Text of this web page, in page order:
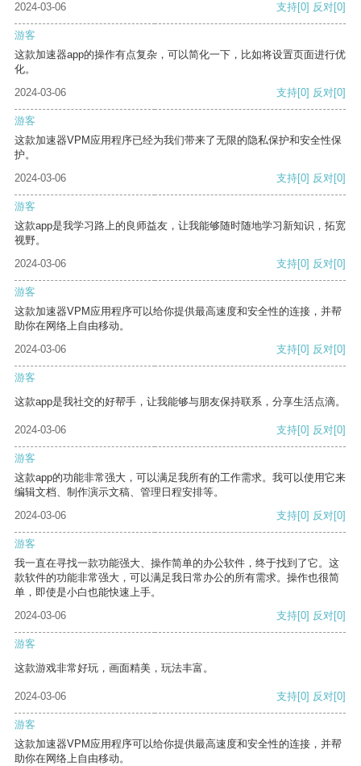
2024-03-06 支持[0] 反对[0]
游客
这款加速器app的操作有点复杂，可以简化一下，比如将设置页面进行优
化。
2024-03-06
支持[0] 反对[0]
游客
这款加速器VPM应用程序已经为我们带来了无限的隐私保护和安全性保
护。
2024-03-06
支持[0] 反对[0]
游客
这款app是我学习路上的良师益友，让我能够随时随地学习新知识，拓宽
视野。
2024-03-06
支持[0] 反对[0]
游客
这款加速器VPM应用程序可以给你提供最高速度和安全性的连接，并帮
助你在网络上自由移动。
2024-03-06
支持[0] 反对[0]
游客
这款app是我社交的好帮手，让我能够与朋友保持联系，分享生活点滴。
2024-03-06 支持[0] 反对[0]
游客
这款app的功能非常强大，可以满足我所有的工作需求。我可以使用它来
编辑文档、制作演示文稿、管理日程安排等。
2024-03-06
支持[0] 反对[0]
游客
我一直在寻找一款功能强大、操作简单的办公软件，终于找到了它。这
款软件的功能非常强大，可以满足我日常办公的所有需求。操作也很简
单，即使是小白也能快速上手。
2024-03-06
支持[0] 反对[0]
游客
这款游戏非常好玩，画面精美，玩法丰富。
2024-03-06 支持[0] 反对[0]
游客
这款加速器VPM应用程序可以给你提供最高速度和安全性的连接，并帮
助你在网络上自由移动。